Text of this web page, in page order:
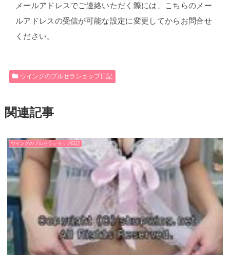
メールアドレスでご連絡いただく際には、こちらのメー
ルアドレスの受信が可能な設定に変更してからお問合せ
ください。
ウイングのブルセラショップ日記
関連記事
ウイングのブルセラショップ日記